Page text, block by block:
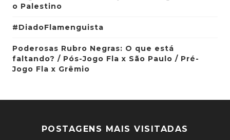
o Palestino
#DiadoFlamenguista
Poderosas Rubro Negras: O que está
faltando? / Pós-Jogo Fla x São Paulo / Pré-
Jogo Fla x Grêmio
POSTAGENS MAIS VISITADAS